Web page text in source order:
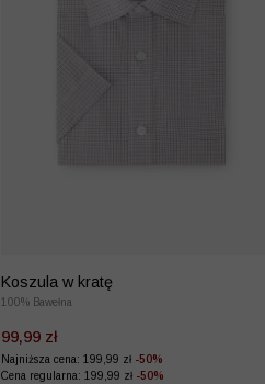
Koszula w kratę
100% Bawełna
99,99 zł
Najniższa cena: 199,99 zł -50%
Cena regularna: 199,99 zł -50%